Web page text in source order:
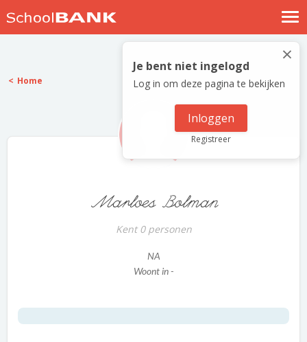
Nostalgische verhalen
Log in
Meld je gratis aan
×
Je bent niet ingelogd
Log in om deze pagina te bekijken
Inloggen
Registreer
Home
Marloes Bolman
Kent 0 personen
NA
Woont in -